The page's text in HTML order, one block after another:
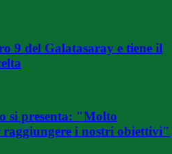
9 del Galatasaray e tiene il
si presenta: "Molto
i nostri obiettivi"